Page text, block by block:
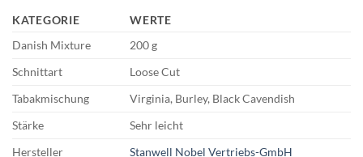
KATEGORIE
WERTE
Danish Mixture
200 g
Schnittart
Loose Cut
Tabakmischung
Virginia, Burley, Black Cavendish
Stärke
Sehr leicht
Hersteller
Stanwell Nobel Vertriebs-GmbH